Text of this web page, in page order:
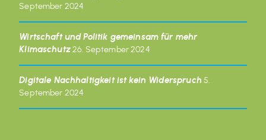
September 2024
Wirtschaft und Politik gemeinsam für mehr
Klimaschutz26. September 2024
Digitale Nachhaltigkeit ist kein Widerspruch 5.
September 2024